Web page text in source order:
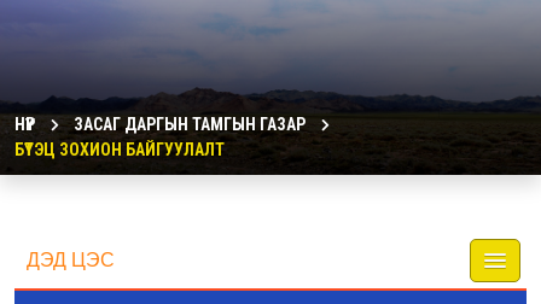
НҮҮР
ЗАСАГ ДАРГЫН ТАМГЫН ГАЗАР
БҮТЭЦ ЗОХИОН БАЙГУУЛАЛТ
ДЭД ЦЭС